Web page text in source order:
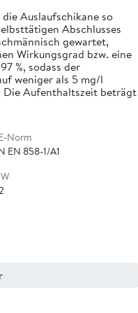
Auslaufschikane so
Abschlusses
gewartet,
Wirkungsgrad bzw. eine
%, sodass der
weniger als 5 mg/l
Die Aufenthaltszeit beträgt
Norm
EN 858-1/A1